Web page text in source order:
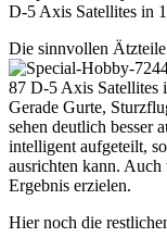
Die sinnvollen
Gerade Gurte,
sehen deutlich besser
intelligent aufgeteilt,
ausrichten kann.
Ergebnis erzielen.
Hier noch die